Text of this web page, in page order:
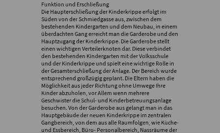
Funktion und Erschließung
Die Haupterschließung der Kinderkrippe erfolgt im
Süden von der Schmiedgasse aus, zwischen dem
bestehenden Kindergarten und dem Neubau, in einem
überdachten Gang erreicht man die Garderobe und den
Hauptzugang der Kinderkrippe. Die Garderobe stellt
einen wichtigen Verteilerknoten dar. Diese verbindet
den bestehenden Kindergarten mit der Volksschule
und der Kinderkrippe und spielt eine wichtige Rolle in
der Gesamterschließung der Anlage. Der Bereich wurde
entsprechend großzügig geplant. Die Eltern haben die
Möglichkeit aus jeder Richtung ohne Umwege Ihre
Kinder abzuholen, vor Allem wenn mehrere
Geschwister die Schul- und Kinderbetreuungsanlage
besuchen. Von der Garderobe aus gelangt man in das
Hauptgebäude der neuen Kinderkrippe im zentralen
Gangbereich, von dem aus alle Raumfolgen, wie Küche-
und Essbereich, Büro- Personalbereich, Nassräume der